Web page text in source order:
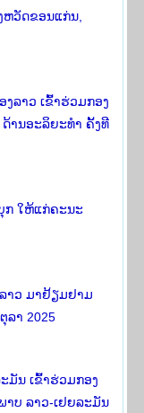
ວັດຂອນແກ່ນ,
ລາວ ເຂົ້າຮ່ວມກອງ
ານອະລິຍະທໍາ ຄັ້ງທີ
ກ ໃຫ້ແກ່ຄະນະ
າວ ມາຢ້ຽມຢາມ
ລາ 2025
ມັນ ເຂົ້າຮ່ວມກອງ
ບ ລາວ-ເຢຍລະມັນ